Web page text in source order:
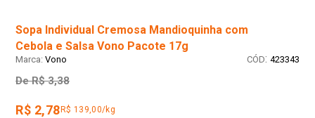
Sopa Individual Cremosa Mandioquinha com
Cebola e Salsa Vono Pacote 17g
Vono : 423343
De R$ 3,38
R$ 2,78 R$ 139,00/kg